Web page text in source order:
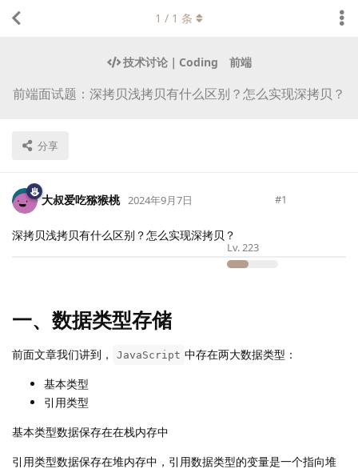
技术讨论｜Coding 前端
前端面试题：深拷贝浅拷贝有什么区别？怎么实现深拷贝？
分享
1 / 1 条
大叔爱吃猕猴桃
Lv.223
2024年9月7日 #1
深拷贝浅拷贝有什么区别？怎么实现深拷贝？
一、数据类型存储
前面文章我们讲到， JavaScript 中存在两大数据类型：
基本类型
引用类型
基本类型数据保存在在栈内存中
引用类型数据保存在堆内存中，引用数据类型的变量是一个指向堆